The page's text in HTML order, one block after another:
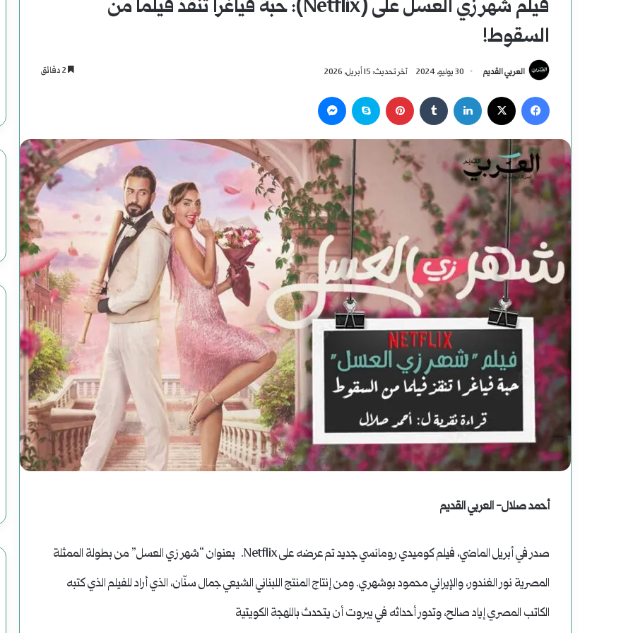
فيلم شهر زي العسل على (Netflix): حبة فياغرا تنقذ فيلما من
السقوط!
العربي القديم 30 يوليو، 2024 آخر تحديث: 15 أبريل، 2026
فيسبوك لينكدإن بينتيريستسكايب
أحمد صلال- العربي القديم
صدر في أبريل الماضي، فيلم كوميدي رومانسي جديد تم عرضه على Netflix. بعنوان “شهر زي العسل” من بطولة الممثلة
المصرية نور الغندور، والإيراني محمود بوشهري. ومن إنتاج المنتج اللبناني الشيعي جمال سنّان، الذي أراد للفيلم الذي كتبه
الكاتب المصري إياد صالح، وتدور أحداثه في بيروت أن يتحدث باللهجة الكويتية
ملف | محاولات وعمليات الاغتيال الرئاسية
سوريا
الحلم
(2)
هاوية
بعدأغسطس 2, 2025
دعوة
لقراءة
جديدة
للتاريخ
أغسطس 2, 2025